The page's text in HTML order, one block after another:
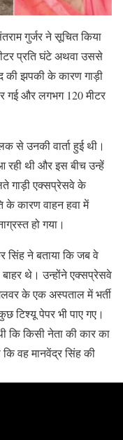
गुर्जर ने सूचित किया
प्रति घंटे अथवा उससे
झपकी के कारण गाड़ी
गई और लगभग 120 मीटर
से उनकी वार्ता हुई थी।
रही थी और इस बीच उन्हें
गाड़ी एक्सप्रेसवे के
के कारण वाहन हवा में
हो गया।
ने बताया कि जब वे
थे। उन्होंने एक्सप्रेसवे
के एक अस्पताल में भर्ती
टिश्यू पेपर भी पाए गए।
कि किसी नेता की कार का
वह मानवेंद्र सिंह की